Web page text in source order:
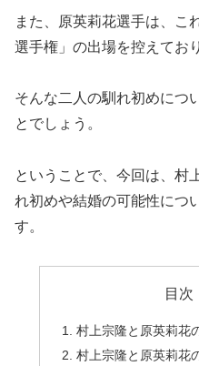
また、原英莉花選手は、こ
選手権」の出場を控えてお
そんな二人の馴れ初めにつ
とでしょう。
ということで、今回は、村
れ初めや結婚の可能性につ
す。
目次
村上宗隆と原英莉花
村上宗隆と原英莉花